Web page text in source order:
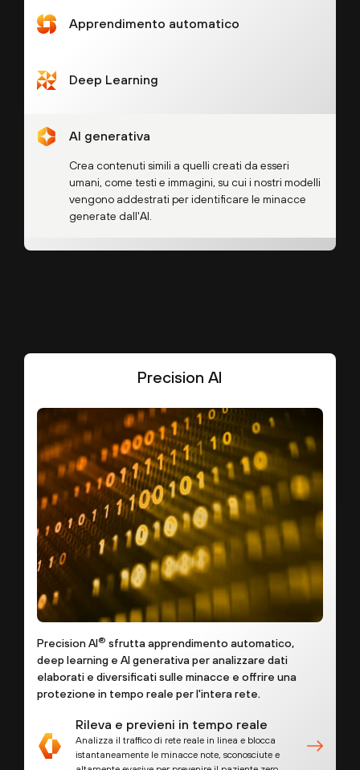
Apprendimento automatico
e bloccare minacce pericolose.
Deep Learning
strutturati in scala per identificare modelli astratti
e rilevare minacce in evoluzione.
AI generativa
Crea contenuti simili a quelli creati da esseri
umani, come testi e immagini, su cui i nostri modelli
vengono addestrati per identificare le minacce
generate dall'AI.
Precision AI
Precision AI® sfrutta apprendimento automatico,
deep learning e AI generativa per analizzare dati
elaborati e diversificati sulle minacce e offrire una
protezione in tempo reale per l'intera rete.
Rileva e previeni in tempo reale
Analizza il traffico di rete reale in linea e blocca
istantaneamente le minacce note, sconosciute e